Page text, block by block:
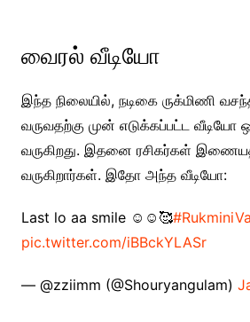
வைரல் வீடியோ
இந்த நிலையில், நடிகை ருக்மிணி
வருவதற்கு முன் எடுக்கப்பட்ட வீடியோ
வருகிறது. இதனை ரசிகர்கள்
வருகிறார்கள். இதோ அந்த வீடியோ:
Last lo aa smile ☺️☺️🥰
pic.twitter.com/iBBckYLASr
— @zziimm (@Shouryangulam)